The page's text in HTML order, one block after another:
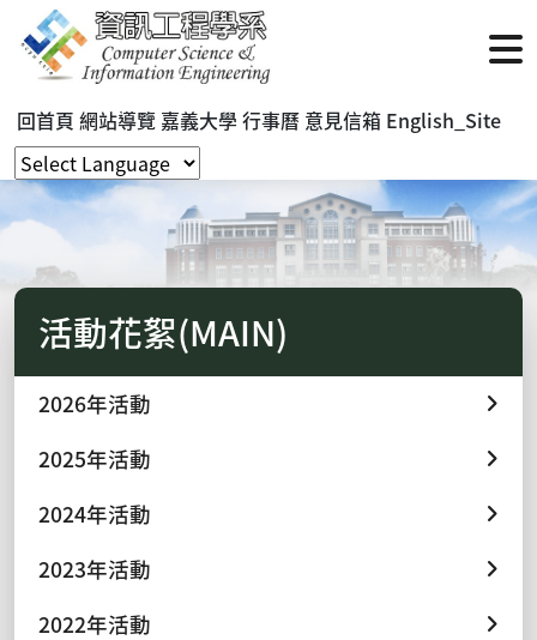
回首頁 網站導覽 嘉義大學行事曆 意見信箱 English_Site
活動花絮(MAIN)
2026年活動
2025年活動
2024年活動
2023年活動
2022年活動